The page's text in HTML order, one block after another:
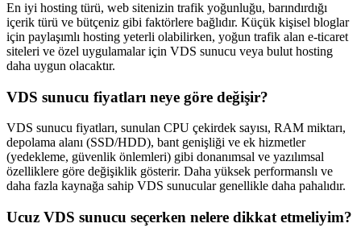
En iyi hosting türü, web sitenizin trafik yoğunluğu, barındırdığı
içerik türü ve bütçeniz gibi faktörlere bağlıdır. Küçük kişisel bloglar
için paylaşımlı hosting yeterli olabilirken, yoğun trafik alan e-ticaret
siteleri ve özel uygulamalar için VDS sunucu veya bulut hosting
daha uygun olacaktır.
VDS sunucu fiyatları neye göre değişir?
VDS sunucu fiyatları, sunulan CPU çekirdek sayısı, RAM miktarı,
depolama alanı (SSD/HDD), bant genişliği ve ek hizmetler
(yedekleme, güvenlik önlemleri) gibi donanımsal ve yazılımsal
özelliklere göre değişiklik gösterir. Daha yüksek performanslı ve
daha fazla kaynağa sahip VDS sunucular genellikle daha pahalıdır.
Ucuz VDS sunucu seçerken nelere dikkat etmeliyim?